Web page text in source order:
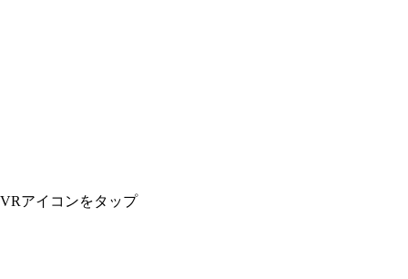
VRアイコンをタップ